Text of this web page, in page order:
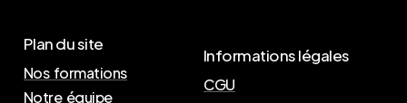
Plan du site
Nos formations
Notre équipe
Informations légales
CGU